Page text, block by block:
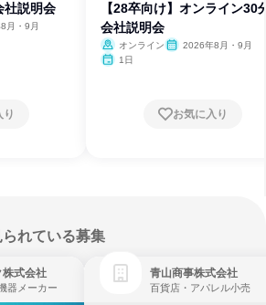
説明会
月・9月
り
【28卒向け】オンライン
会社説明会
オンライン
2026年8月・9月
1日
お気に入り
れている募集
株式会社
器メーカー
青山商事株式会社
百貨店・アパレル小売